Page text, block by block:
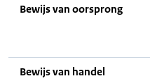
Bewijs van oorsprong
Bewijs van handel